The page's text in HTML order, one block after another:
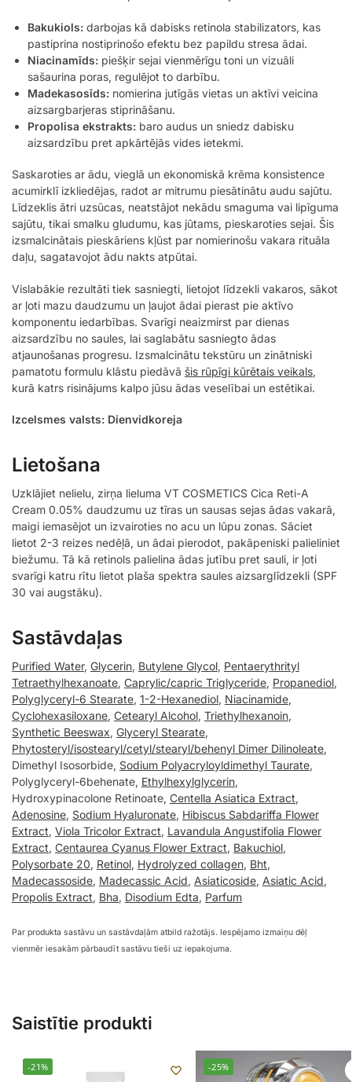
Bakukiols: darbojas kā dabisks retinola stabilizators, kas
pastiprina nostiprinošo efektu bez papildu stresa ādai.
Niacinamīds: piešķir sejai vienmērīgu toni un vizuāli
sašaurina poras, regulējot to darbību.
Madekasosīds: nomierina jutīgās vietas un aktīvi veicina
aizsargbarjeras stiprināšanu.
Propolisa ekstrakts: baro audus un sniedz dabisku
aizsardzību pret apkārtējās vides ietekmi.
Saskaroties ar ādu, vieglā un ekonomiskā krēma konsistence
acumirklī izkliedējas, radot ar mitrumu piesātinātu audu sajūtu.
Līdzeklis ātri uzsūcas, neatstājot nekādu smaguma vai lipīguma
sajūtu, tikai smalku gludumu, kas jūtams, pieskaroties sejai. Šis
izsmalcinātais pieskāriens kļūst par nomierinošu vakara rituāla
daļu, sagatavojot ādu nakts atpūtai.
Vislabākie rezultāti tiek sasniegti, lietojot līdzekli vakaros, sākot
ar ļoti mazu daudzumu un ļaujot ādai pierast pie aktīvo
komponentu iedarbības. Svarīgi neaizmirst par dienas
aizsardzību no saules, lai saglabātu sasniegto ādas
atjaunošanas progresu. Izsmalcinātu tekstūru un zinātniski
pamatotu formulu klāstu piedāvā šis rūpīgi kūrētais veikals,
kurā katrs risinājums kalpo jūsu ādas veselībai un estētikai.
Izcelsmes valsts: Dienvidkoreja
Lietošana
Uzklājiet nelielu, zirņa lieluma VT COSMETICS Cica Reti-A
Cream 0.05% daudzumu uz tīras un sausas sejas ādas vakarā,
maigi iemasējot un izvairoties no acu un lūpu zonas. Sāciet
lietot 2-3 reizes nedēļā, un ādai pierodot, pakāpeniski palieliniet
biežumu. Tā kā retinols palielina ādas jutību pret sauli, ir ļoti
svarīgi katru rītu lietot plaša spektra saules aizsarglīdzekli (SPF
30 vai augstāku).
Sastāvdaļas
Purified Water, Glycerin, Butylene Glycol, Pentaerythrityl
Tetraethylhexanoate, Caprylic/capric Triglyceride, Propanediol,
Polyglyceryl-6 Stearate, 1-2-Hexanediol, Niacinamide,
Cyclohexasiloxane, Cetearyl Alcohol, Triethylhexanoin,
Synthetic Beeswax, Glyceryl Stearate,
Phytosteryl/isostearyl/cetyl/stearyl/behenyl Dimer Dilinoleate,
Dimethyl Isosorbide, Sodium Polyacryloyldimethyl Taurate,
Polyglyceryl-6behenate, Ethylhexylglycerin,
Hydroxypinacolone Retinoate, Centella Asiatica Extract,
Adenosine, Sodium Hyaluronate, Hibiscus Sabdariffa Flower
Extract, Viola Tricolor Extract, Lavandula Angustifolia Flower
Extract, Centaurea Cyanus Flower Extract, Bakuchiol,
Polysorbate 20, Retinol, Hydrolyzed collagen, Bht,
Madecassoside, Madecassic Acid, Asiaticoside, Asiatic Acid,
Propolis Extract, Bha, Disodium Edta, Parfum
Par produkta sastāvu un sastāvdaļām atbild ražotājs. Iespējamo izmaiņu dēļ
vienmēr iesakām pārbaudīt sastāvu tieši uz iepakojuma.
Saistītie produkti
-21% -25%